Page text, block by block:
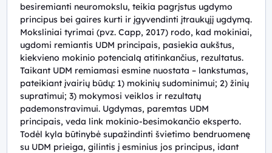
besiremianti neuromokslu, teikia pagrįstus ugdymo
principus bei gaires kurti ir įgyvendinti įtraukųjį ugdymą.
Moksliniai tyrimai (pvz. Capp, 2017) rodo, kad mokiniai,
ugdomi remiantis UDM principais, pasiekia aukštus,
kiekvieno mokinio potencialą atitinkančius, rezultatus.
Taikant UDM remiamasi esmine nuostata – lankstumas,
pateikiant įvairių būdų: 1) mokinių sudominimui; 2) žinių
supratimui; 3) mokymosi veiklos ir rezultatų
pademonstravimui. Ugdymas, paremtas UDM
principais, veda link mokinio-besimokančio eksperto.
Todėl kyla būtinybė supažindinti švietimo bendruomenę
su UDM prieiga, gilintis į esminius jos principus, idant